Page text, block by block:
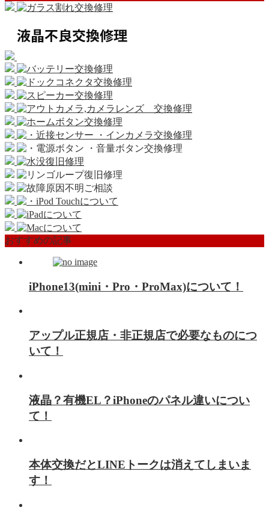
おすすめの記事
iPhone13(mini・Pro・ProMax)について！
アップル正規店・非正規店で必要なものにつ
いて！
液晶？有機EL？iPhoneのパネル違いについ
て！
本体交換だとLINEトークは消えてしまいま
す！